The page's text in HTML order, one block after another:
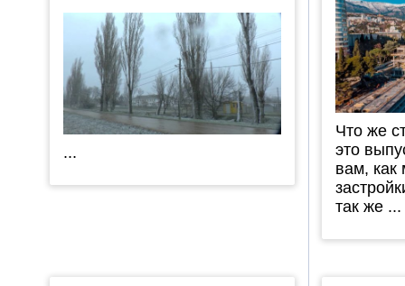
Что же
это
вам, как
так же ...
...